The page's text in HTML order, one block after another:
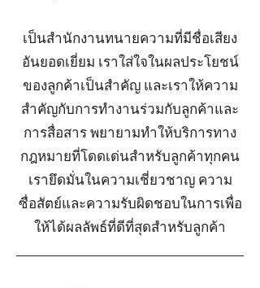
เป็นสำนักงานทนายความที่มีชื่อเสียง
อันยอดเยี่ยม เราใส่ใจในผลประโยชน์
ของลูกค้าเป็นสำคัญ และเราให้ความ
สำคัญกับการทำงานร่วมกับลูกค้าและ
การสื่อสาร พยายามทำให้บริการทาง
กฎหมายที่โดดเด่นสำหรับลูกค้าทุกคน
เรายึดมั่นในความเชี่ยวชาญ ความ
ซื่อสัตย์และความรับผิดชอบในการเพื่อ
ให้ได้ผลลัพธ์ที่ดีที่สุดสำหรับลูกค้า